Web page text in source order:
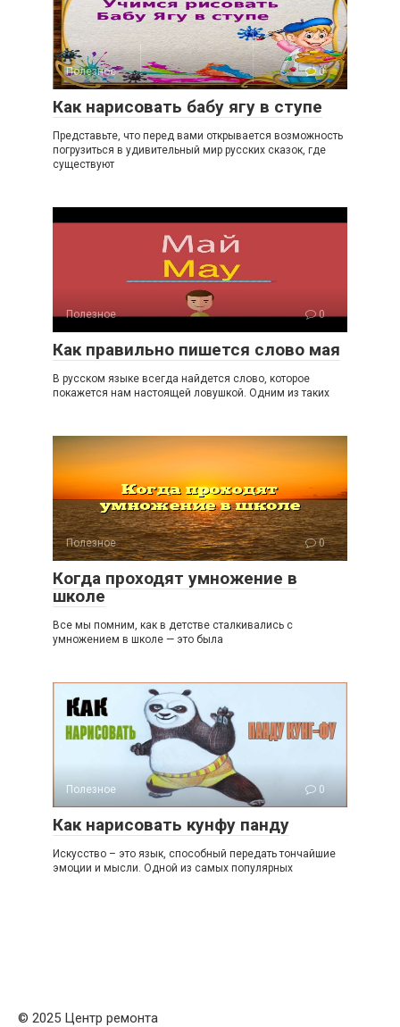
Полезное 0
Как нарисовать бабу ягу в ступе
Представьте, что перед вами открывается возможность
погрузиться в удивительный мир русских сказок, где
существуют
Полезное 0
Как правильно пишется слово мая
В русском языке всегда найдется слово, которое
покажется нам настоящей ловушкой. Одним из таких
Полезное 0
Когда проходят умножение в
школе
Все мы помним, как в детстве сталкивались с
умножением в школе — это была
Полезное 0
Как нарисовать кунфу панду
Искусство – это язык, способный передать тончайшие
эмоции и мысли. Одной из самых популярных
© 2025 Центр ремонта